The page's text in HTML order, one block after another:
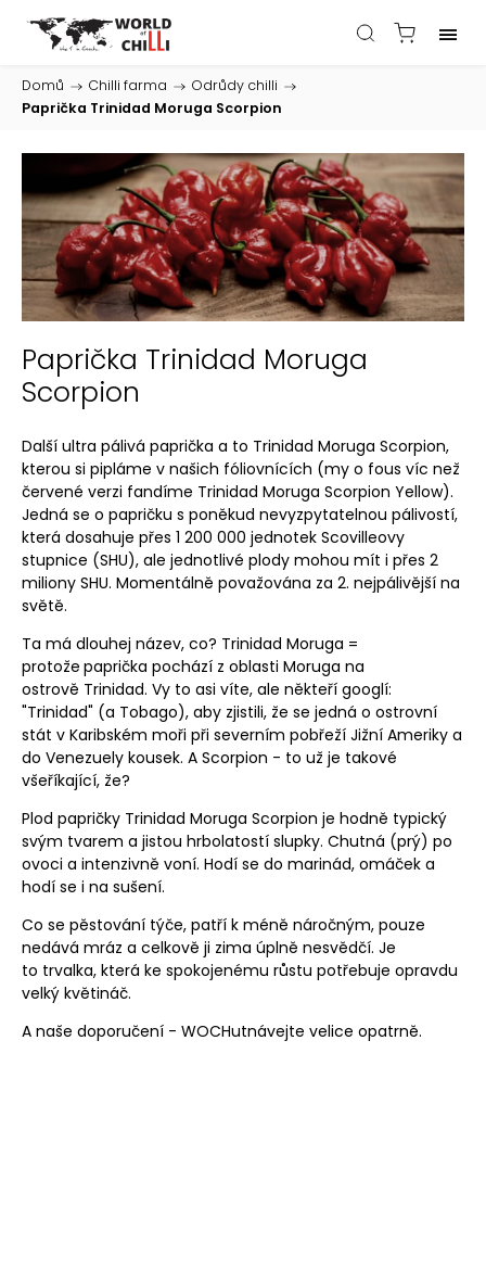
Domů / Chilli farma / Odrůdy chilli /
Paprička Trinidad Moruga Scorpion
Paprička Trinidad Moruga
Scorpion
Další ultra pálivá paprička a to Trinidad Moruga Scorpion,
kterou si pipláme v našich fóliovnících (my o fous víc než
červené verzi fandíme Trinidad Moruga Scorpion Yellow).
Jedná se o papričku s poněkud nevyzpytatelnou pálivostí,
která dosahuje přes 1 200 000 jednotek Scovilleovy
stupnice (SHU), ale jednotlivé plody mohou mít i přes 2
miliony SHU. Momentálně považována za 2. nejpálivější na
světě.
Ta má dlouhej název, co? Trinidad Moruga =
protože paprička pochází z oblasti Moruga na
ostrově Trinidad. Vy to asi víte, ale někteří googlí:
"Trinidad" (a Tobago), aby zjistili, že se jedná o ostrovní
stát v Karibském moři při severním pobřeží Jižní Ameriky a
do Venezuely kousek. A Scorpion - to už je takové
všeříkající, že?
Plod papričky Trinidad Moruga Scorpion je hodně typický
svým tvarem a jistou hrbolatostí slupky. Chutná (prý) po
ovoci a intenzivně voní. Hodí se do marinád, omáček a
hodí se i na sušení.
Co se pěstování týče, patří k méně náročným, pouze
nedává mráz a celkově ji zima úplně nesvědčí. Je
to trvalka, která ke spokojenému růstu potřebuje opravdu
velký květináč.
A naše doporučení - WOCHutnávejte velice opatrně.